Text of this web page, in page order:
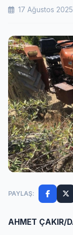
17 Ağustos 2025
PAYLAŞ:
AHMET ÇAKIR/